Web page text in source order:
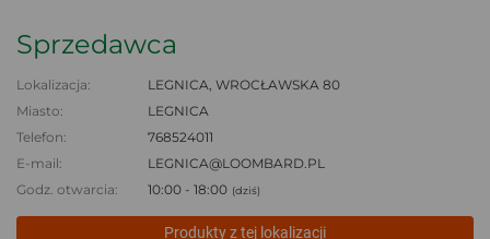
Sprzedawca
Lokalizacja:
LEGNICA, WROCŁAWSKA 80
Miasto:
LEGNICA
Telefon:
768524011
E-mail:
LEGNICA@LOOMBARD.PL
Godz. otwarcia:
10:00 - 18:00 (dziś)
Produkty z tej lokalizacji